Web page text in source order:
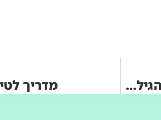
מדריך לטיול משפחתי בפולין: טיול עם ילדים בכל הגילאים
מדריך